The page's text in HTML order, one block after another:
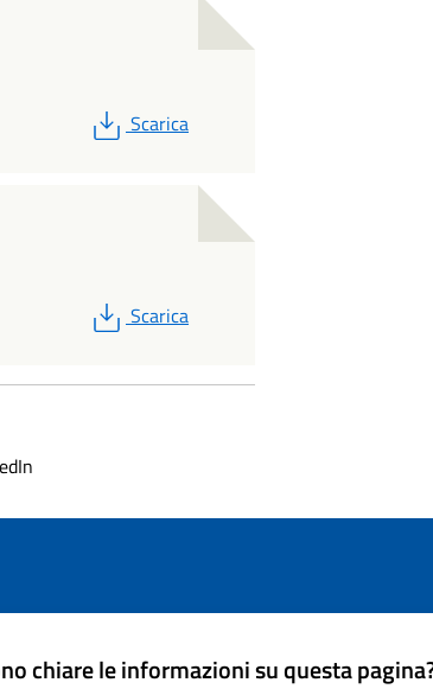
PDF
Scarica
PDF
Scarica
chiare le informazioni su questa